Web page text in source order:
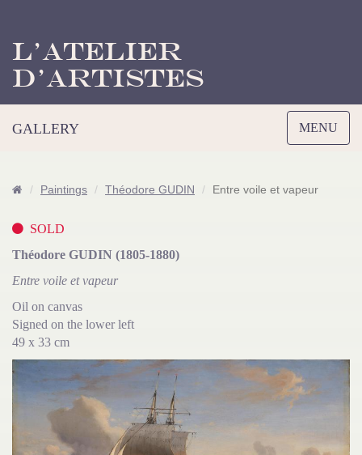
L’Atelier
d’Artistes
Toggle
navigation
MENU
GALLERY
Paintings Théodore GUDIN Entre voile et vapeur
SOLD
Théodore GUDIN (1805-1880)
Entre voile et vapeur
Oil on canvas
Signed on the lower left
49 x 33 cm